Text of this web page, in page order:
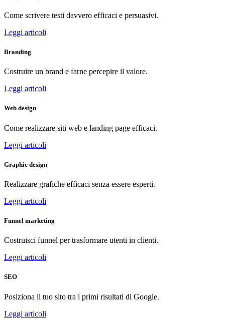
Come scrivere testi davvero efficaci e persuasivi.
Leggi articoli
Branding
Costruire un brand e farne percepire il valore.
Leggi articoli
Web design
Come realizzare siti web e landing page efficaci.
Leggi articoli
Graphic design
Realizzare grafiche efficaci senza essere esperti.
Leggi articoli
Funnel marketing
Costruisci funnel per trasformare utenti in clienti.
Leggi articoli
SEO
Posiziona il tuo sito tra i primi risultati di Google.
Leggi articoli